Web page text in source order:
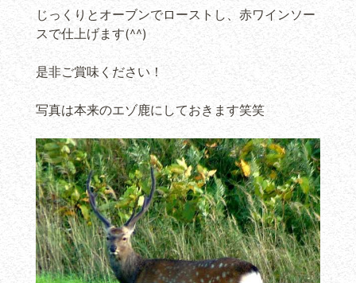
じっくりとオーブンでローストし、赤ワインソー
スで仕上げます(^^)
是非ご賞味ください！
写真は本来のエゾ鹿にしておきます笑笑